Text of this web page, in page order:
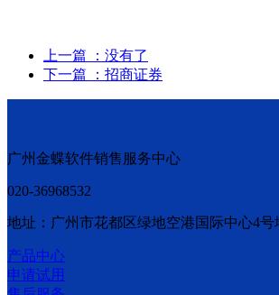
上一篇
：没有了
下一篇
：招商证券
广州金蝶软件销售服务中心
020-36968532
地址：广州市花都区绿地空港国际中心4号
产品中心
申请试用